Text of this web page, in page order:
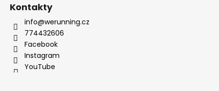
Kontakty
info@werunning.cz
774432606
Facebook
Instagram
YouTube